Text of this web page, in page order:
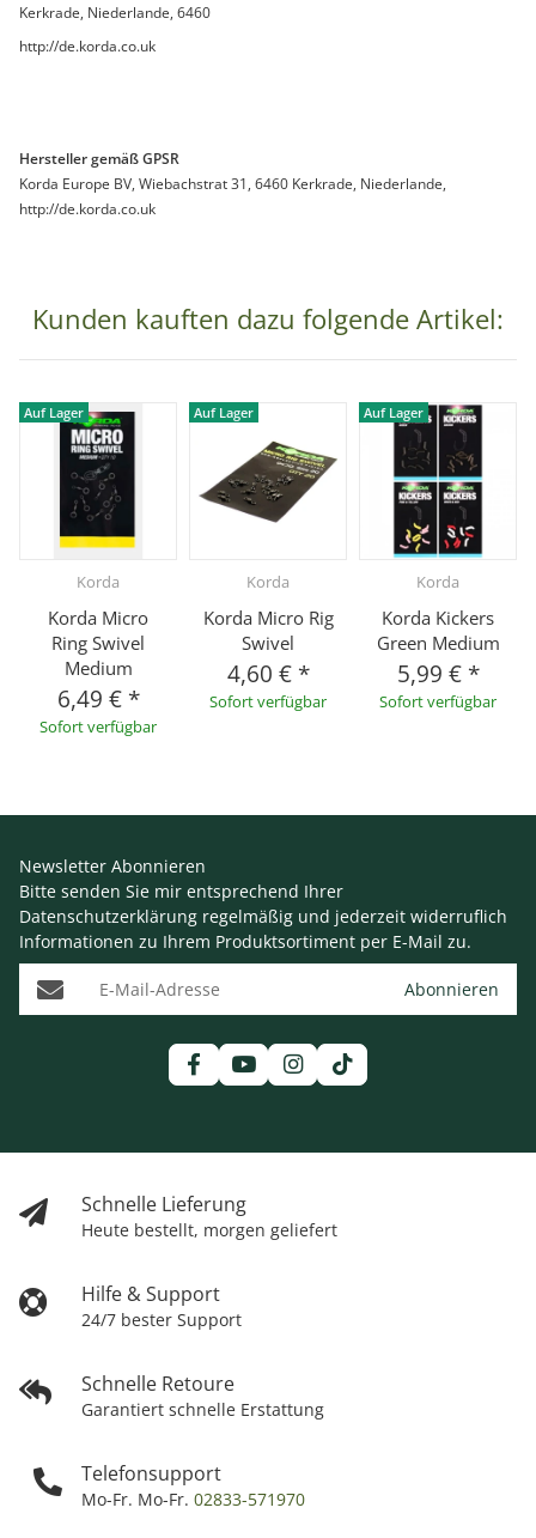
Kerkrade, Niederlande, 6460
http://de.korda.co.uk
Hersteller gemäß GPSR
Korda Europe BV, Wiebachstrat 31, 6460 Kerkrade, Niederlande,
http://de.korda.co.uk
Kunden kauften dazu folgende Artikel:
Auf Lager
Korda
Korda Micro
Ring Swivel
Medium
6,49 € *
Sofort verfügbar
Auf Lager
Korda
Korda Micro Rig
Swivel
4,60 € *
Sofort verfügbar
Auf Lager
Korda
Korda Kickers
Green Medium
5,99 € *
Sofort verfügbar
Schnelle Lieferung
Heute bestellt, morgen geliefert
Hilfe & Support
24/7 bester Support
Schnelle Retoure
Garantiert schnelle Erstattung
Telefonsupport
Mo-Fr. Mo-Fr. 02833-571970
Newsletter Abonnieren
Bitte senden Sie mir entsprechend Ihrer
Datenschutzerklärung regelmäßig und jederzeit widerruflich
Informationen zu Ihrem Produktsortiment per E-Mail zu.
E-Mail-Adresse Abonnieren